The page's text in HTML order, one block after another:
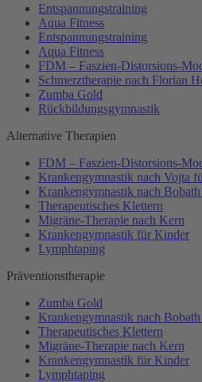
Entspannungstraining
Aqua Fitness
Entspannungstraining
Aqua Fitness
FDM – Faszien-Distorsions-
Schmerztherapie nach Florian
Zumba Gold
Rückbildungsgymnastik
Alternative Therapien
FDM – Faszien-Distorsions-
Krankengymnastik nach Vojta
Krankengymnastik nach
Therapeutisches Klettern
Migräne-Therapie nach Kern
Krankengymnastik für Kinder
Lymphtaping
Präventionstherapie
Zumba Gold
Krankengymnastik nach
Therapeutisches Klettern
Migräne-Therapie nach Kern
Krankengymnastik für Kinder
Lymphtaping